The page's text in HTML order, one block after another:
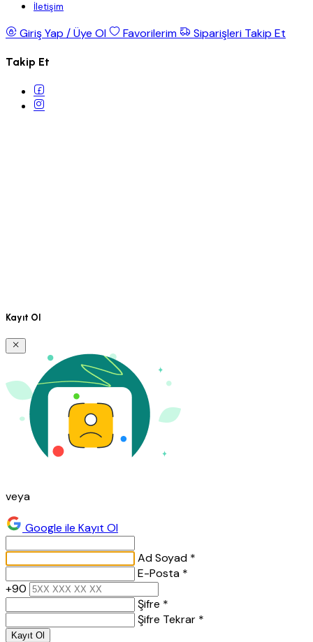
İletişim
Giriş Yap / Üye Ol Favorilerim Siparişleri Takip Et
Takip Et
Kayıt Ol
veya
Google ile Kayıt Ol
Ad Soyad *
E-Posta *
+90
Şifre *
Şifre Tekrar *
Kayıt Ol